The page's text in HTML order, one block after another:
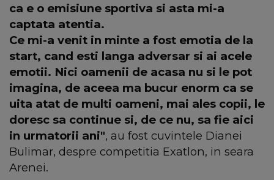
ca e o emisiune sportiva si asta mi-a
captata atentia.
Ce mi-a venit in minte a fost emotia de la
start, cand esti langa adversar si ai acele
emotii. Nici oamenii de acasa nu si le pot
imagina, de aceea ma bucur enorm ca se
uita atat de multi oameni, mai ales copii, le
doresc sa continue si, de ce nu, sa fie aici
in urmatorii ani", au fost cuvintele Dianei
Bulimar, despre competitia Exatlon, in seara
Arenei.